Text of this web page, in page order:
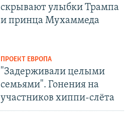
скрывают улыбки Трампа
и принца Мухаммеда
ПРОЕКТ ЕВРОПА
"Задерживали целыми
семьями". Гонения на
участников хиппи-слёта